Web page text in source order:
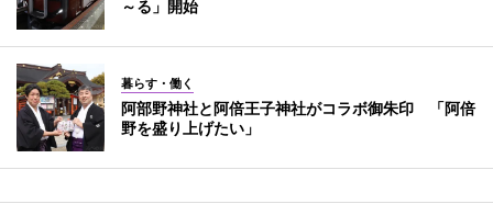
～る」開始
暮らす・働く
阿部野神社と阿倍王子神社がコラボ御朱印 「阿倍
野を盛り上げたい」